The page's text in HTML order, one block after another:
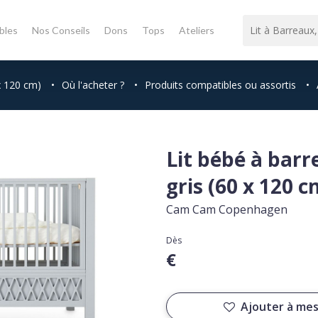
Nos Conseils Dons Tops Ateliers
120 cm) • Où l'acheter ? • Produits compatibles ou assortis •
Lit bébé à
gris (60 x 120
Cam Cam Copenhagen
Dès
€
Ajouter à